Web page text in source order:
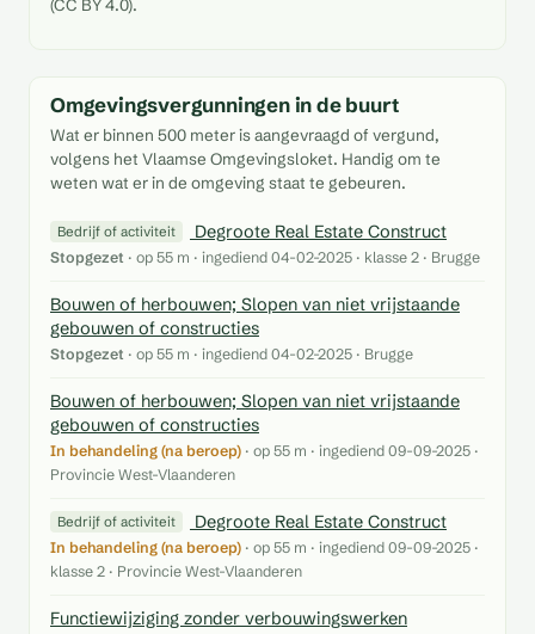
(CC BY 4.0).
Omgevingsvergunningen in de buurt
Wat er binnen 500 meter is aangevraagd of vergund,
volgens het Vlaamse Omgevingsloket. Handig om te
weten wat er in de omgeving staat te gebeuren.
Bedrijf of activiteit Degroote Real Estate Construct
Stopgezet · op 55 m · ingediend 04-02-2025 · klasse 2 · Brugge
Bouwen of herbouwen; Slopen van niet vrijstaande
gebouwen of constructies
Stopgezet · op 55 m · ingediend 04-02-2025 · Brugge
Bouwen of herbouwen; Slopen van niet vrijstaande
gebouwen of constructies
In behandeling (na beroep) · op 55 m · ingediend 09-09-2025 ·
Provincie West-Vlaanderen
Bedrijf of activiteit Degroote Real Estate Construct
In behandeling (na beroep) · op 55 m · ingediend 09-09-2025 ·
klasse 2 · Provincie West-Vlaanderen
Functiewijziging zonder verbouwingswerken